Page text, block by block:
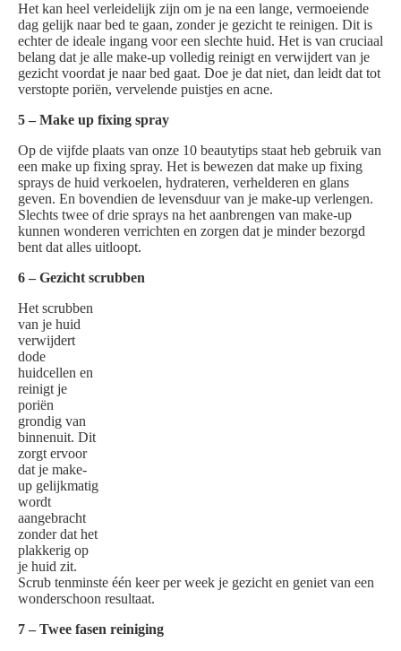
Het kan heel verleidelijk zijn om je na een lange, vermoeiende
dag gelijk naar bed te gaan, zonder je gezicht te reinigen. Dit is
echter de ideale ingang voor een slechte huid. Het is van cruciaal
belang dat je alle make-up volledig reinigt en verwijdert van je
gezicht voordat je naar bed gaat. Doe je dat niet, dan leidt dat tot
verstopte poriën, vervelende puistjes en acne.
5 – Make up fixing spray
Op de vijfde plaats van onze 10 beautytips staat heb gebruik van
een make up fixing spray. Het is bewezen dat make up fixing
sprays de huid verkoelen, hydrateren, verhelderen en glans
geven. En bovendien de levensduur van je make-up verlengen.
Slechts twee of drie sprays na het aanbrengen van make-up
kunnen wonderen verrichten en zorgen dat je minder bezorgd
bent dat alles uitloopt.
6 – Gezicht scrubben
Het scrubben
van je huid
verwijdert
dode
huidcellen en
reinigt je
poriën
grondig van
binnenuit. Dit
zorgt ervoor
dat je make-
up gelijkmatig
wordt
aangebracht
zonder dat het
plakkerig op
je huid zit.
Scrub tenminste één keer per week je gezicht en geniet van een
wonderschoon resultaat.
7 – Twee fasen reiniging